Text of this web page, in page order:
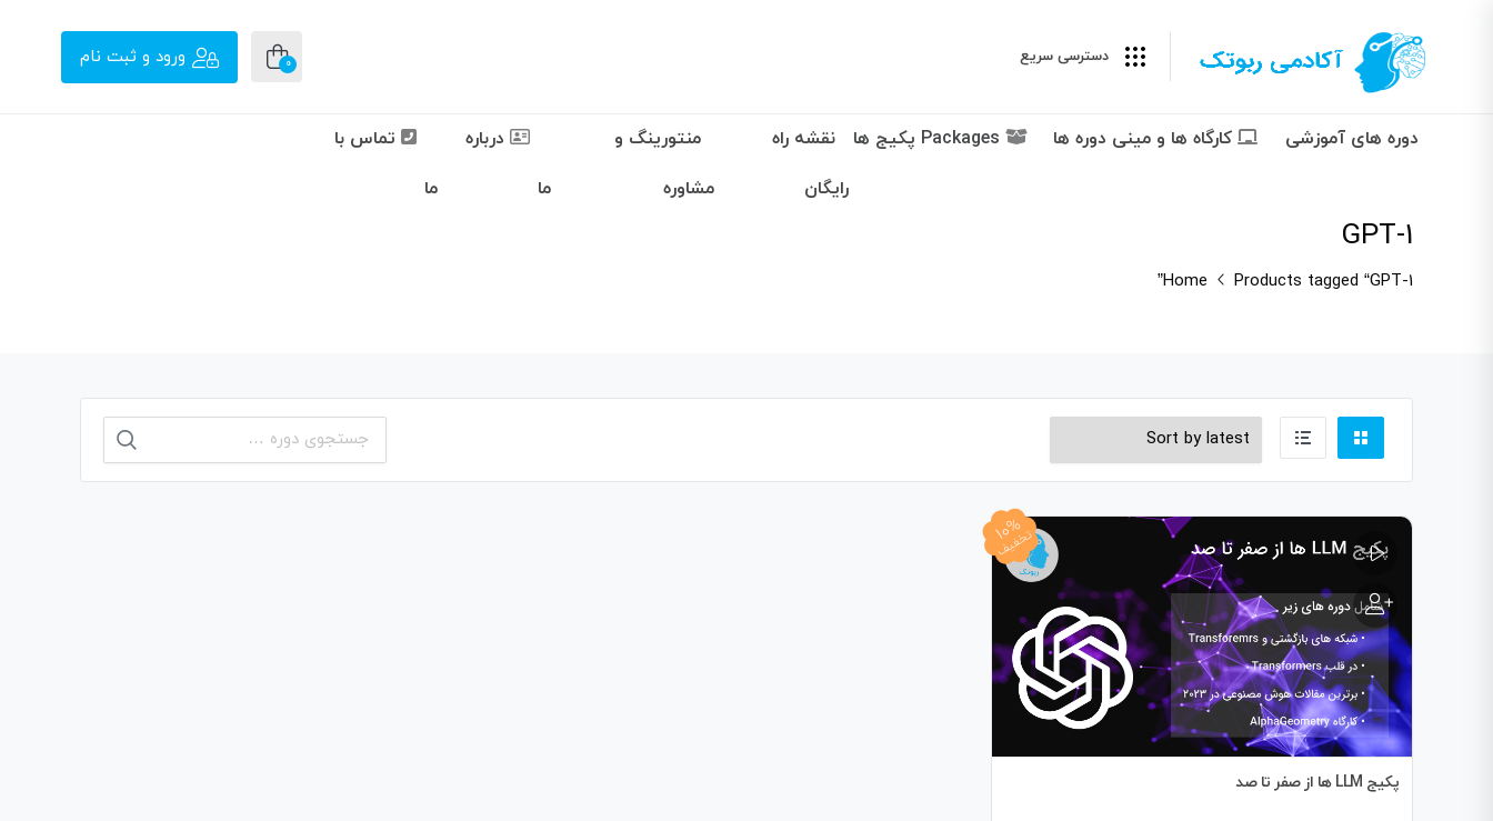
دسترسی سریع 0 ورود و ثبت نام
دوره های آموزشی کارگاه ها و مینی دوره ها Packages پکیج ها نقشه راه
رایگان
منتورینگ و
مشاوره
درباره
ما
تماس با
ما
GPT-1
Home Products tagged “GPT-1”
جستجو
برای:
10%
تخفیف
پکیج LLM ها از صفر تا صد